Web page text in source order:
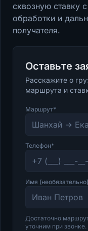
сквозную ставку
обработки и
получателя.
Оставьте
Расскажите о
маршрута и
Маршрут*
Телефон*
Имя (необязательно)
Достаточно
уточним при звонке.